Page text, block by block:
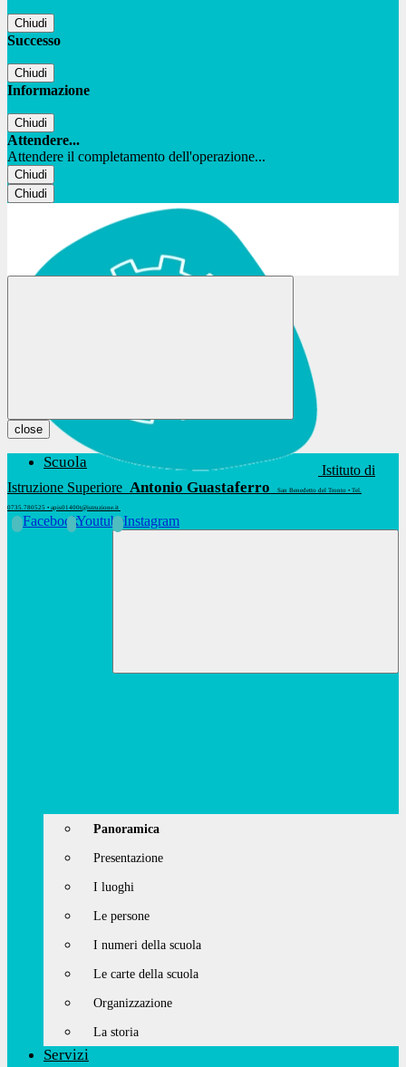
Chiudi
Successo
Chiudi
Informazione
Chiudi
Attendere...
Attendere il completamento dell'operazione...
Chiudi
Chiudi
Istituto di
Istruzione Superiore Antonio Guastaferro San Benedetto del Tronto • Tel.
0735.780525 • apis01400t@istruzione.it
FacebookYoutubeInstagram
close
Scuola
Panoramica
Presentazione
I luoghi
Le persone
I numeri della scuola
Le carte della scuola
Organizzazione
La storia
Servizi